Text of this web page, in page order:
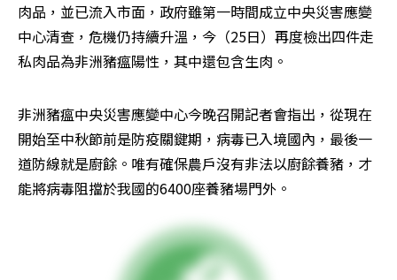
肉品，並已流入市面，政府雖第一時間成立中央災害應變
中心清查，危機仍持續升溫，今（25日）再度檢出四件走
私肉品為非洲豬瘟陽性，其中還包含生肉。
非洲豬瘟中央災害應變中心今晚召開記者會指出，從現在
開始至中秋節前是防疫關鍵期，病毒已入境國內，最後一
道防線就是廚餘。唯有確保農戶沒有非法以廚餘養豬，才
能將病毒阻擋於我國的6400座養豬場門外。